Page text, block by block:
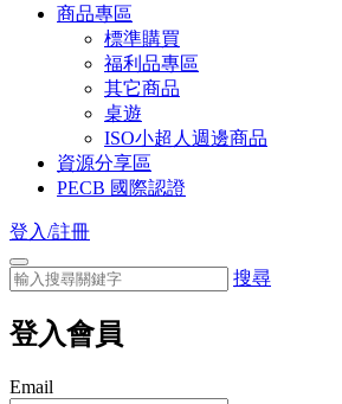
商品專區
標準購買
福利品專區
其它商品
桌遊
ISO小超人週邊商品
資源分享區
PECB 國際認證
登入/註冊
搜尋
登入會員
Email